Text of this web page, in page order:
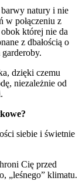
natury i nie
w połączeniu z
której nie da
z dbałością o
dzięki czemu
niezależnie od
siebie i świetnie
Cię przed
„leśnego” klimatu.